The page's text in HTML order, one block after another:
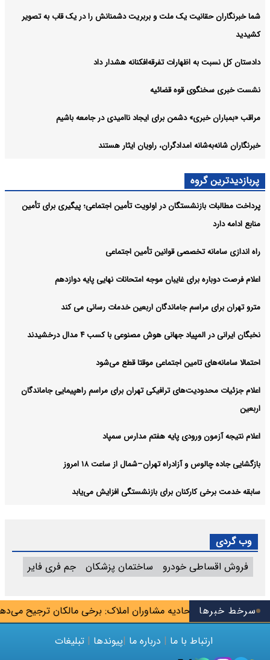
سرخط خبرهااتحادیه مشاوران املاک: برخی مالکان ترجیح می‌دهند
شما خبرنگاران حقانیت یک ملت و بربریت دشمنانش را در یک قاب به تصویر
کشیدید
دادستان کل نسبت به اظهارات تفرقه‌افکنانه هشدار داد
نشست خبری سخنگوی قوه قضائیه
مراقب «بمباران خبری» دشمن برای ایجاد ناامیدی در جامعه باشیم
خبرنگاران شانه‌به‌شانه امدادگران، راویان ایثار هستند
پربازدیدترین گروه
پرداخت مطالبات بازنشستگان در اولویت تأمین اجتماعی؛ پیگیری برای تأمین
منابع ادامه دارد
راه اندازی سامانه تخصصی قوانین تأمین اجتماعی
اعلام فرصت دوباره برای غایبان موجه امتحانات نهایی پایه دوازدهم
مترو تهران برای مراسم جاماندگان اربعین خدمات رسانی می کند
نخبگان ایرانی در المپیاد جهانی هوش مصنوعی با کسب ۴ مدال درخشیدند
احتمالا سامانه‌های تامین اجتماعی موقتا قطع می‌شود
اعلام جزئیات محدودیت‌های ترافیکی تهران برای مراسم راهپیمایی جاماندگان
اربعین
اعلام نتیجه آزمون ورودی پایه هفتم مدارس سمپاد
بازگشایی جاده چالوس و آزادراه تهران–شمال از ساعت ۱۸ امروز
سابقه خدمت برخی کارکنان برای بازنشستگی افزایش می‌یابد
وب گردی
فروش اقساطی خودرو
ساختمان پزشکان جم فری فایر
ارتباط با ما | درباره ما |پیوندها | تبلیغات